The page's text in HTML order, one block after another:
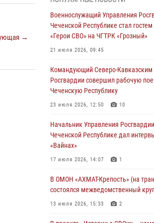
→
Чеченскую Республику
23 июля 2026, 12:50 10
Военнослужащий Управления
Чеченской Республике стал гостем
21 июля 2026, 09:45
В ДНР росгвардейцы уничтожили
вражеских беспилотников
В Грозном Росгвардия обеспечила
безопасность конно-спортивных
соревнований
Начальник Управления
Чеченской Республике дал
Военнослужащий Управления
Чеченской Республике стал
«Герои СВО» на ЧГТРК «Грозный»
21 июля 2026, 09:45
Командующий Северо-Кавказским
Росгвардии совершил рабочую
Чеченскую Республику
23 июля 2026, 12:50 10
Начальник Управления
Чеченской Республике дал
«Вайнах»
17 июля 2026, 14:07 1
В ОМОН «АХМАТ-Крепость» (на
состоялся межведомственный
13 июля 2026, 15:33 2